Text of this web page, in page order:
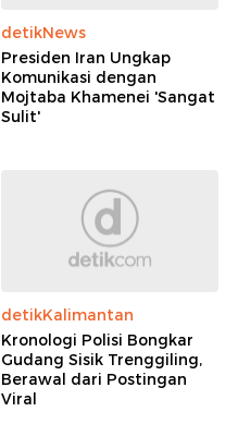
detikNews
Presiden Iran Ungkap
Komunikasi dengan
Mojtaba Khamenei 'Sangat
Sulit'
detikKalimantan
Kronologi Polisi Bongkar
Gudang Sisik Trenggiling,
Berawal dari Postingan
Viral